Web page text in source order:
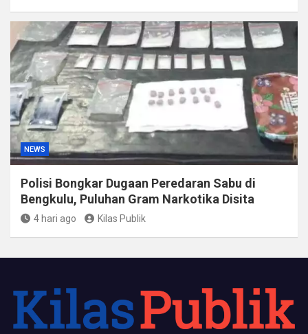
NEWS
Polisi Bongkar Dugaan Peredaran Sabu di
Bengkulu, Puluhan Gram Narkotika Disita
4 hari ago Kilas Publik